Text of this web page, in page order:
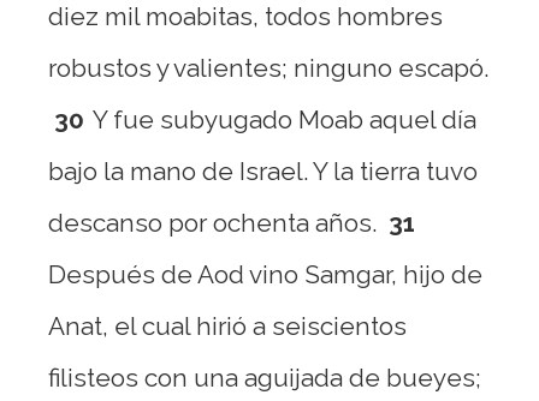
diez mil moabitas, todos hombres
robustos y valientes; ninguno escapó.
30 Y fue subyugado Moab aquel día
bajo la mano de Israel. Y la tierra tuvo
descanso por ochenta años. 31
Después de Aod vino Samgar, hijo de
Anat, el cual hirió a seiscientos
filisteos con una aguijada de bueyes;